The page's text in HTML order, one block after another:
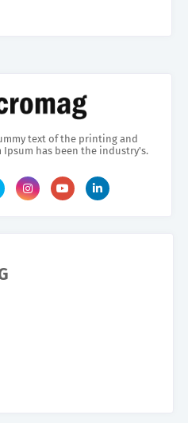
text of the printing and
has been the industry's.